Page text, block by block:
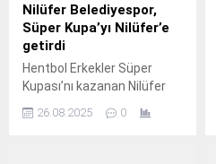
Nilüfer Belediyespor,
Süper Kupa’yı Nilüfer’e
getirdi
Hentbol Erkekler Süper
Kupası’nı kazanan Nilüfer
Takımı, şampiyonluk
26.08.2025 0